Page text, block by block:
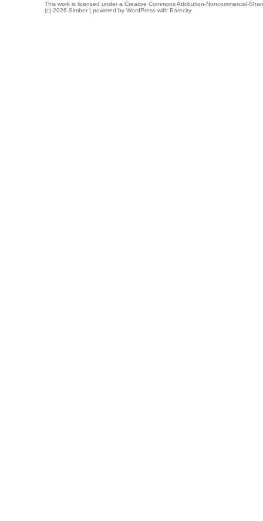
This work is licensed under a Creative Commons Attribution-Noncommercial-
(c) 2026 Simber | powered by WordPress with Barecity